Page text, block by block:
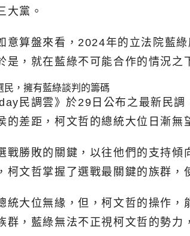
大黨。
意算盤來看，2024年的立法院藍
是，就在藍綠不可能合作的情況
民，擁有藍綠談判的籌碼
民調雲》於29日公布之最新民
的差距，柯文哲的總統大位日漸
戰勝敗的關鍵，以往他們的支持
柯文哲掌握了選戰最關鍵的族群
統大位無緣，但，柯文哲的操作
群，藍綠無法不正視柯文哲的勢